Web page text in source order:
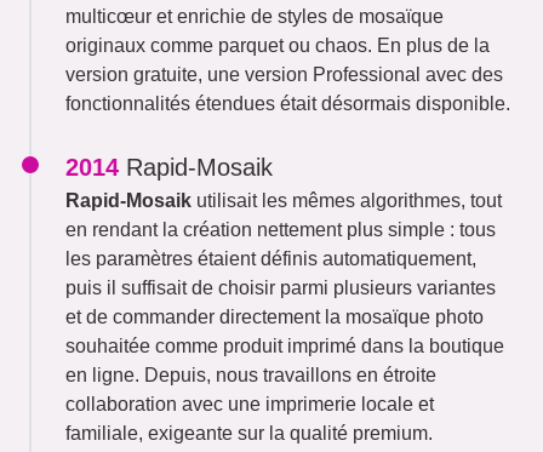
multicœur et enrichie de styles de mosaïque
originaux comme parquet ou chaos. En plus de la
version gratuite, une version Professional avec des
fonctionnalités étendues était désormais disponible.
2014 Rapid-Mosaik
Rapid-Mosaik utilisait les mêmes algorithmes, tout
en rendant la création nettement plus simple : tous
les paramètres étaient définis automatiquement,
puis il suffisait de choisir parmi plusieurs variantes
et de commander directement la mosaïque photo
souhaitée comme produit imprimé dans la boutique
en ligne. Depuis, nous travaillons en étroite
collaboration avec une imprimerie locale et
familiale, exigeante sur la qualité premium.